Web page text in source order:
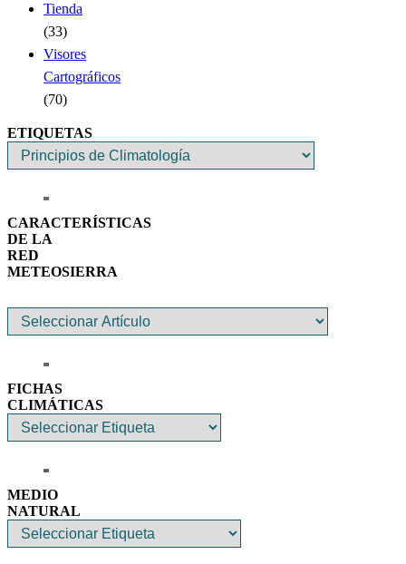
Tienda
(33)
Visores
Cartográficos
(70)
ETIQUETAS
CARACTERÍSTICAS
DE LA
RED
METEOSIERRA
FICHAS
CLIMÁTICAS
MEDIO
NATURAL